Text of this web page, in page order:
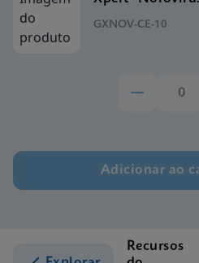
GXNOV-CE-10
Adicionar ao
Recursos